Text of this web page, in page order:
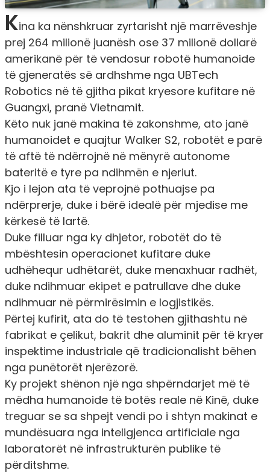
Kina ka nënshkruar zyrtarisht një marrëveshje
prej 264 milionë juanësh ose 37 milionë dollarë
amerikanë për të vendosur robotë humanoide
të gjeneratës së ardhshme nga UBTech
Robotics në të gjitha pikat kryesore kufitare në
Guangxi, pranë Vietnamit.
Këto nuk janë makina të zakonshme, ato janë
humanoidet e quajtur Walker S2, robotët e parë
të aftë të ndërrojnë në mënyrë autonome
bateritë e tyre pa ndihmën e njeriut.
Kjo i lejon ata të veprojnë pothuajse pa
ndërprerje, duke i bërë idealë për mjedise me
kërkesë të lartë.
Duke filluar nga ky dhjetor, robotët do të
mbështesin operacionet kufitare duke
udhëhequr udhëtarët, duke menaxhuar radhët,
duke ndihmuar ekipet e patrullave dhe duke
ndihmuar në përmirësimin e logjistikës.
Përtej kufirit, ata do të testohen gjithashtu në
fabrikat e çelikut, bakrit dhe aluminit për të kryer
inspektime industriale që tradicionalisht bëhen
nga punëtorët njerëzorë.
Ky projekt shënon një nga shpërndarjet më të
mëdha humanoide të botës reale në Kinë, duke
treguar se sa shpejt vendi po i shtyn makinat e
mundësuara nga inteligjenca artificiale nga
laboratorët në infrastrukturën publike të
përditshme.